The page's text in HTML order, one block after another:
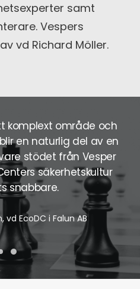
samt
Vespers
vd Richard Möller.
komplext område och
en naturlig del av en
stödet från Vesper
säkerhetskultur
snabbare.
vd EcoDC i Falun AB